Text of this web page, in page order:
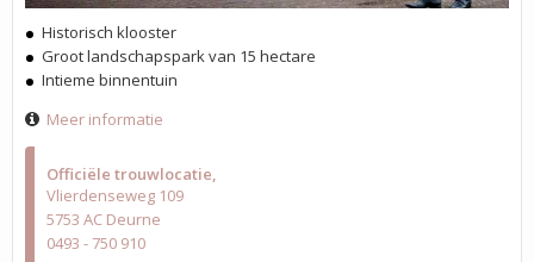
Officiële trouwlocatie
Vlierdenseweg 109
5753 AC Deurne
0493 - 750 910
Historisch klooster
Groot landschapspark van 15 hectare
Intieme binnentuin
Meer informatie